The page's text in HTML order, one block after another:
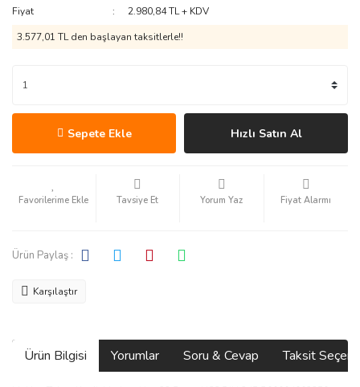
Fiyat
2.980,84 TL + KDV
3.577,01 TL den başlayan taksitlerle!!
Sepete Ekle Hızlı Satın Al
Tavsiye Et Yorum Yaz Fiyat Alarmı
Ürün Paylaş :
Karşılaştır
Ürün Bilgisi Yorumlar Soru & Cevap Taksit